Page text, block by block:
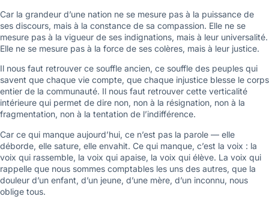
Car la grandeur d’une nation ne se mesure pas à la puissance de
ses discours, mais à la constance de sa compassion. Elle ne se
mesure pas à la vigueur de ses indignations, mais à leur universalité.
Elle ne se mesure pas à la force de ses colères, mais à leur justice.
Il nous faut retrouver ce souffle ancien, ce souffle des peuples qui
savent que chaque vie compte, que chaque injustice blesse le corps
entier de la communauté. Il nous faut retrouver cette verticalité
intérieure qui permet de dire non, non à la résignation, non à la
fragmentation, non à la tentation de l’indifférence.
Car ce qui manque aujourd’hui, ce n’est pas la parole — elle
déborde, elle sature, elle envahit. Ce qui manque, c’est la voix : la
voix qui rassemble, la voix qui apaise, la voix qui élève. La voix qui
rappelle que nous sommes comptables les uns des autres, que la
douleur d’un enfant, d’un jeune, d’une mère, d’un inconnu, nous
oblige tous.